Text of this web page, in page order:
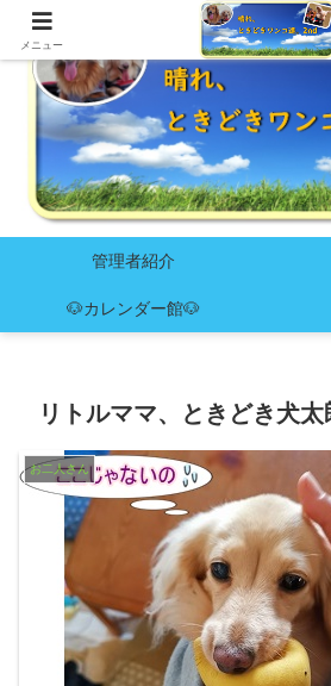
管理者紹介
🐶カレンダー館🐶
リトルママ、ときどき犬太
お二人さん
メニュー